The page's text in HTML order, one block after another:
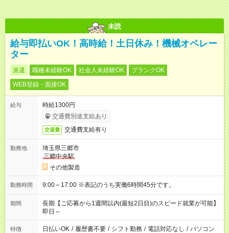
未読
給与即払いOK！高時給！土日休み！機械オペレー
ター
派遣 職種未経験OK 社会人未経験OK
ブランクOK
WEB登録・面接OK
給与
時給1300円
交通費別途支給あり
交通費 交通費支給有り
勤務地
埼玉県三郷市
三郷中央駅
その他製造
勤務時間 9:00～17:00 ※表記のうち実働6時間45分です。
期間
長期【ご応募から1週間以内(最短2日目)のスピード就業が可能】
即日～
特徴 日払いOK / 履歴書不要 / シフト勤務 / 電話対応なし / パソコン